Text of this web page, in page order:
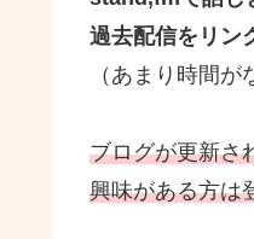
過去配信をリン
（あまり時間が
ブログが更新さ
興味がある方は